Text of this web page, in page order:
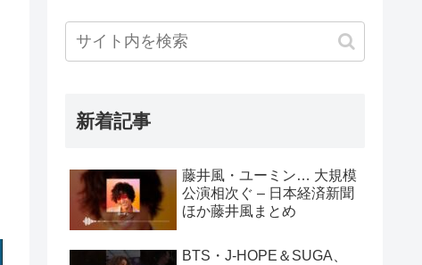
新着記事
藤井風・ユーミン… 大規模
公演相次ぐ – 日本経済新聞
ほか藤井風まとめ
BTS・J-HOPE＆SUGA、